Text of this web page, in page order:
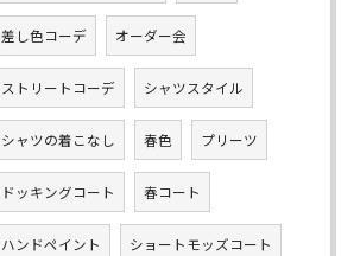
差し色コーデ オーダー会
ストリートコーデ シャツスタイル
シャツの着こなし 春色 プリーツ
ドッキングコート 春コート
ハンドペイント ショートモッズコート